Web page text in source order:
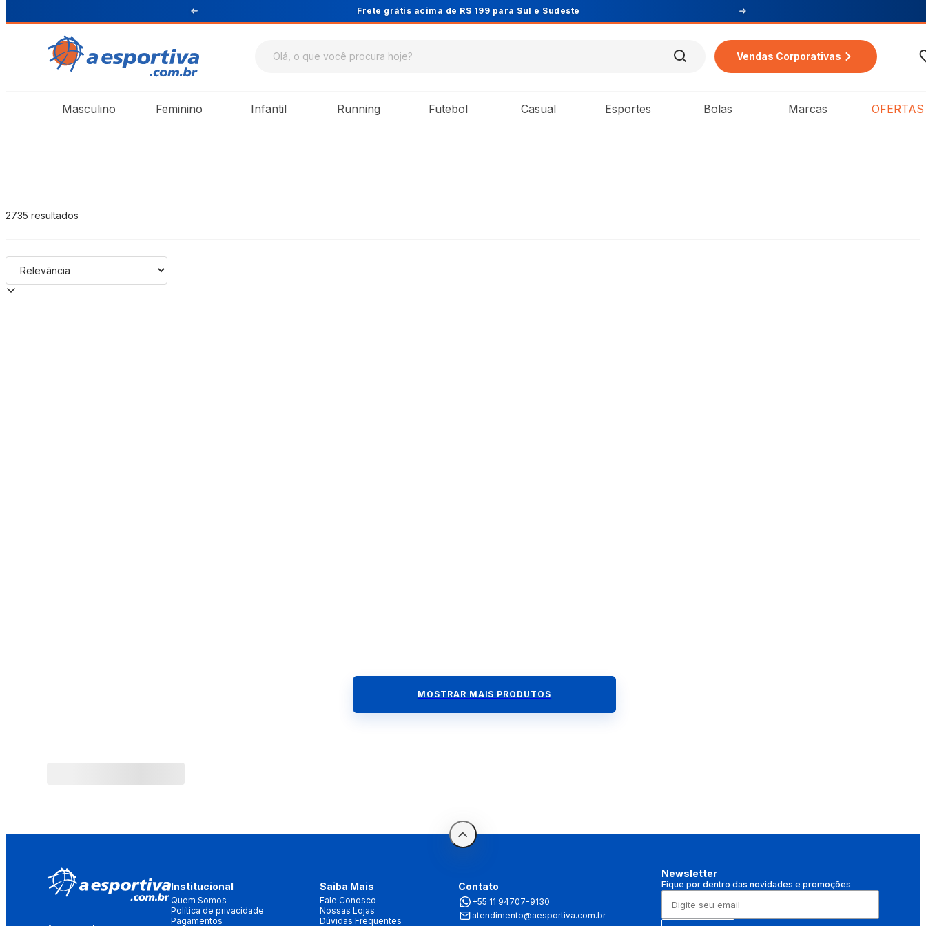
Cupom PRIMEIRA10 para 10% OFF na 1ª compra
Vendas Corporativas
Masculino Feminino Infantil Running Futebol Casual Esportes Bolas Marcas OFERTAS
2735 resultados
MOSTRAR MAIS PRODUTOS
Institucional
Quem Somos
Política de privacidade
Pagamentos
Saiba Mais
Fale Conosco
Nossas Lojas
Dúvidas Frequentes
Contato
+55 11 94707-9130
atendimento@aesportiva.com.br
Newsletter
Fique por dentro das novidades e promoções